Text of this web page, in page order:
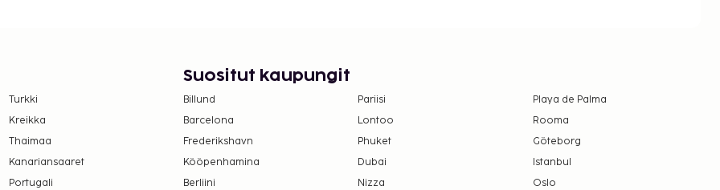
hotellin yrityskuvaa ja
Turkki
Kreikka
Thaimaa
Kanariansaaret
Portugali
Suositut kaupungit
Billund Pariisi
Playa de Palma
Barcelona
Lontoo
Rooma
Frederikshavn
Phuket
Göteborg
Kööpenhamina
Dubai
Istanbul
Berliini
Nizza Oslo